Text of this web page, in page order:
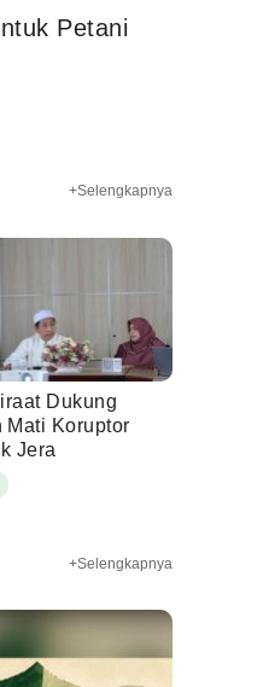
Petani
+Selengkapnya
Dukung
Mati Koruptor
Jera
+Selengkapnya